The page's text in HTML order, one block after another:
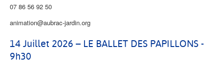
07 86 56 92 50
animation@aubrac-jardin.org
14 Juillet 2026 – LE BALLET DES PAPILLONS -
9h30